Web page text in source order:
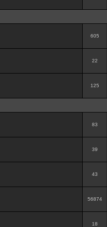
605
22
125
83
39
43
56874
18